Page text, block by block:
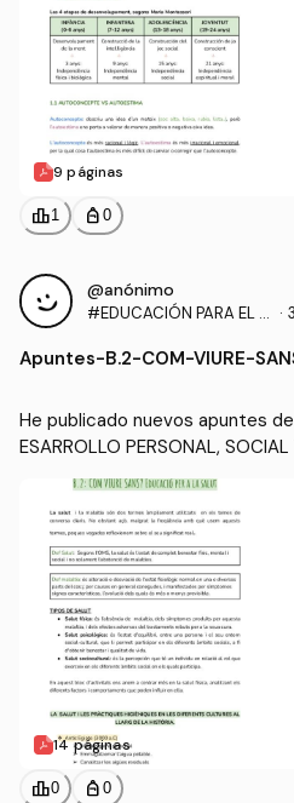
9 páginas
leaderboard1 personal_bag 0
@anónimo
#EDUCACIÓN PARA EL D
SOCIAL Y MEDIO AMBIEN
·
Apuntes-B.2-COM-VIURE-
He publicado nuevos apuntes de
ESARROLLO PERSONAL,
OM-VIURE-SANS.pdf
14 páginas
leaderboard0 personal_bag 0